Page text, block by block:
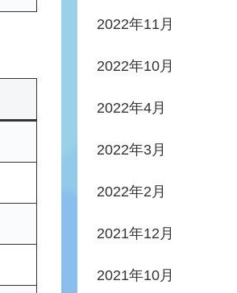
2022年11月
2022年10月
2022年4月
2022年3月
2022年2月
2021年12月
2021年10月